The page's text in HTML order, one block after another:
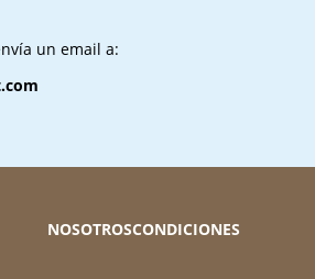
un email a:
NOSOTROSCONDICIONES